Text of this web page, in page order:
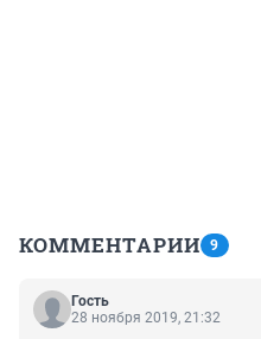
КОММЕНТАРИИ 9
Гость
28 ноября 2019, 21:32